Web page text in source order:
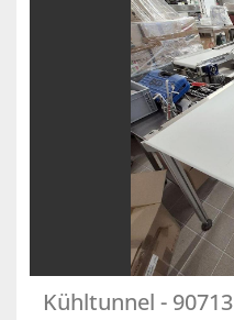
Kühltunnel - 90713